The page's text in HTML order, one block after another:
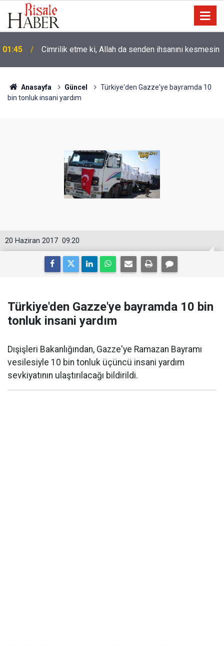
01:45 Cimrilik etme ki, Allah da senden ihsanını kesmesin
Anasayfa Güncel
Türkiye'den Gazze'ye bayramda 10
bin tonluk insani yardım
09:20
20 Haziran 2017
Türkiye'den Gazze'ye bayramda 10 bin
tonluk insani yardım
Dışişleri Bakanlığından, Gazze'ye Ramazan Bayramı
vesilesiyle ​​10 bin tonluk üçüncü insani yardım
sevkiyatının ulaştırılacağı bildirildi.